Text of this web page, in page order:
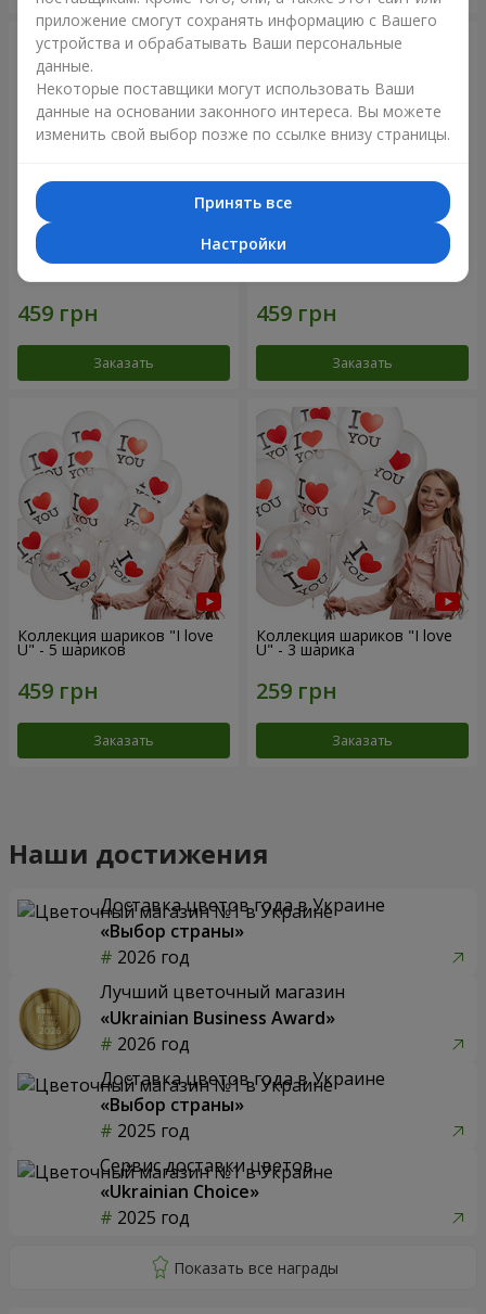
Коллекция шариков
"Смайлики" - 5 шариков
Заказать
Коллекция шариков
Заказать
Коллекция шариков "I love
U" - 5 шариков
Заказать
Коллекция шариков "I love
U" - 3 шарика
Заказать
Наши достижения
Доставка цветов года в Украине
«Выбор страны»
2026 год
Лучший цветочный магазин
«Ukrainian Business Award»
2026 год
Доставка цветов года в Украине
«Выбор страны»
2025 год
Сервис доставки цветов
«Ukrainian Choice»
2025 год
приложение смогут сохранять информацию с Вашего
устройства и обрабатывать Ваши персональные
данные.
Некоторые поставщики могут использовать Ваши
данные на основании законного интереса. Вы можете
изменить свой выбор позже по ссылке внизу страницы.
Принять все
Настройки